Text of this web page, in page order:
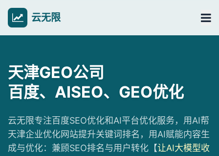
云无限
天津GEO公司
百度、AISEO、GEO优化
云无限专注百度SEO优化和AI平台优化服务，用AI帮
天津企业优化网站提升关键词排名，用AI赋能内容生
成与优化：兼顾SEO排名与用户转化【让AI大模型收